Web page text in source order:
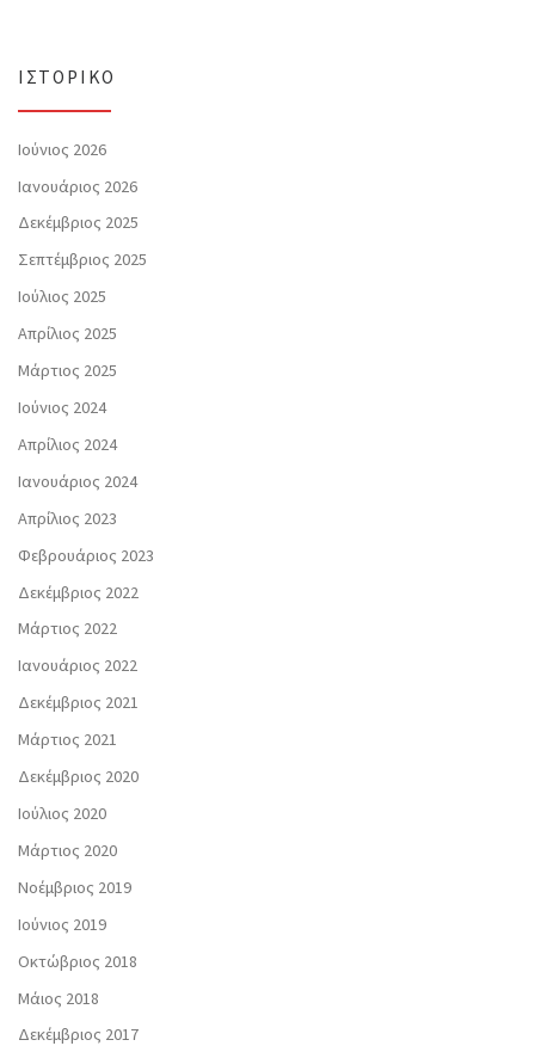
ΙΣΤΟΡΙΚΌ
Ιούνιος 2026
Ιανουάριος 2026
Δεκέμβριος 2025
Σεπτέμβριος 2025
Ιούλιος 2025
Απρίλιος 2025
Μάρτιος 2025
Ιούνιος 2024
Απρίλιος 2024
Ιανουάριος 2024
Απρίλιος 2023
Φεβρουάριος 2023
Δεκέμβριος 2022
Μάρτιος 2022
Ιανουάριος 2022
Δεκέμβριος 2021
Μάρτιος 2021
Δεκέμβριος 2020
Ιούλιος 2020
Μάρτιος 2020
Νοέμβριος 2019
Ιούνιος 2019
Οκτώβριος 2018
Μάιος 2018
Δεκέμβριος 2017